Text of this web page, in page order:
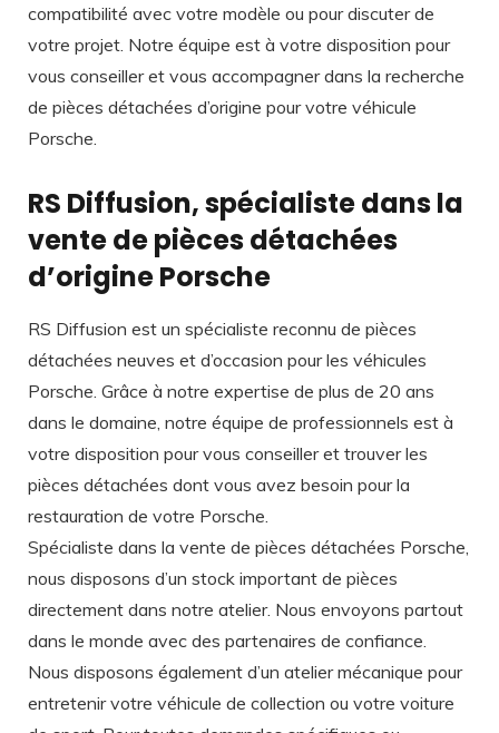
compatibilité avec votre modèle ou pour discuter de
votre projet. Notre équipe est à votre disposition pour
vous conseiller et vous accompagner dans la recherche
de pièces détachées d’origine pour votre véhicule
Porsche.
RS Diffusion, spécialiste dans la
vente de pièces détachées
d’origine Porsche
RS Diffusion est un spécialiste reconnu de pièces
détachées neuves et d’occasion pour les véhicules
Porsche. Grâce à notre expertise de plus de 20 ans
dans le domaine, notre équipe de professionnels est à
votre disposition pour vous conseiller et trouver les
pièces détachées dont vous avez besoin pour la
restauration de votre Porsche.
Spécialiste dans la vente de pièces détachées Porsche,
nous disposons d’un stock important de pièces
directement dans notre atelier. Nous envoyons partout
dans le monde avec des partenaires de confiance.
Nous disposons également d’un atelier mécanique pour
entretenir votre véhicule de collection ou votre voiture